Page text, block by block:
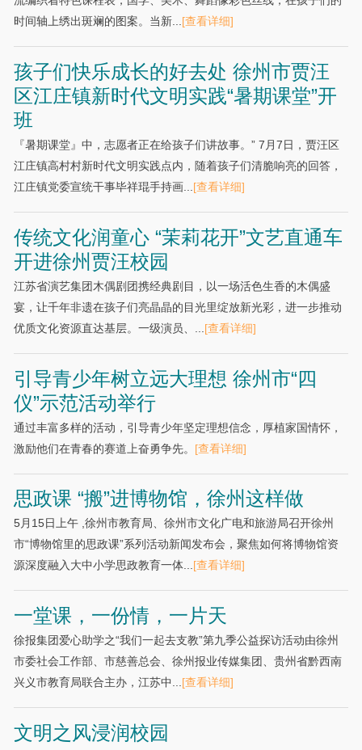
时间轴上绣出斑斓的图案。当新... [查看详细]
孩子们快乐成长的好去处 徐州市贾汪
区江庄镇新时代文明实践“暑期课堂”开
班
『暑期课堂』中，志愿者正在给孩子们讲故事。” 7月7日，贾汪区
江庄镇高村村新时代文明实践点内，随着孩子们清脆响亮的回答，
江庄镇党委宣统干事毕祥琨手持画... [查看详细]
传统文化润童心 “茉莉花开”文艺直通车
开进徐州贾汪校园
江苏省演艺集团木偶剧团携经典剧目，以一场活色生香的木偶盛
宴，让千年非遗在孩子们亮晶晶的目光里绽放新光彩，进一步推动
优质文化资源直达基层。一级演员、... [查看详细]
引导青少年树立远大理想 徐州市“四
仪”示范活动举行
通过丰富多样的活动，引导青少年坚定理想信念，厚植家国情怀，
激励他们在青春的赛道上奋勇争先。 [查看详细]
思政课 “搬”进博物馆，徐州这样做
5月15日上午 ,徐州市教育局、徐州市文化广电和旅游局召开徐州
市“博物馆里的思政课”系列活动新闻发布会，聚焦如何将博物馆资
源深度融入大中小学思政教育一体...[查看详细]
一堂课，一份情，一片天
徐报集团爱心助学之“我们一起去支教”第九季公益探访活动由徐州
市委社会工作部、市慈善总会、徐州报业传媒集团、贵州省黔西南
兴义市教育局联合主办，江苏中...[查看详细]
文明之风浸润校园